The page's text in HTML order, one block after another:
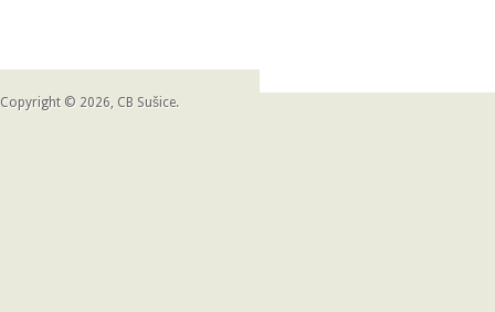
Copyright © 2026, CB Sušice.